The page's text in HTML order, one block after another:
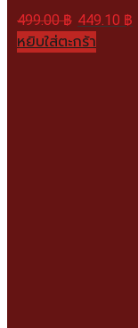
499.00฿ 449.10 ฿
หยิบใส่ตะกร้า